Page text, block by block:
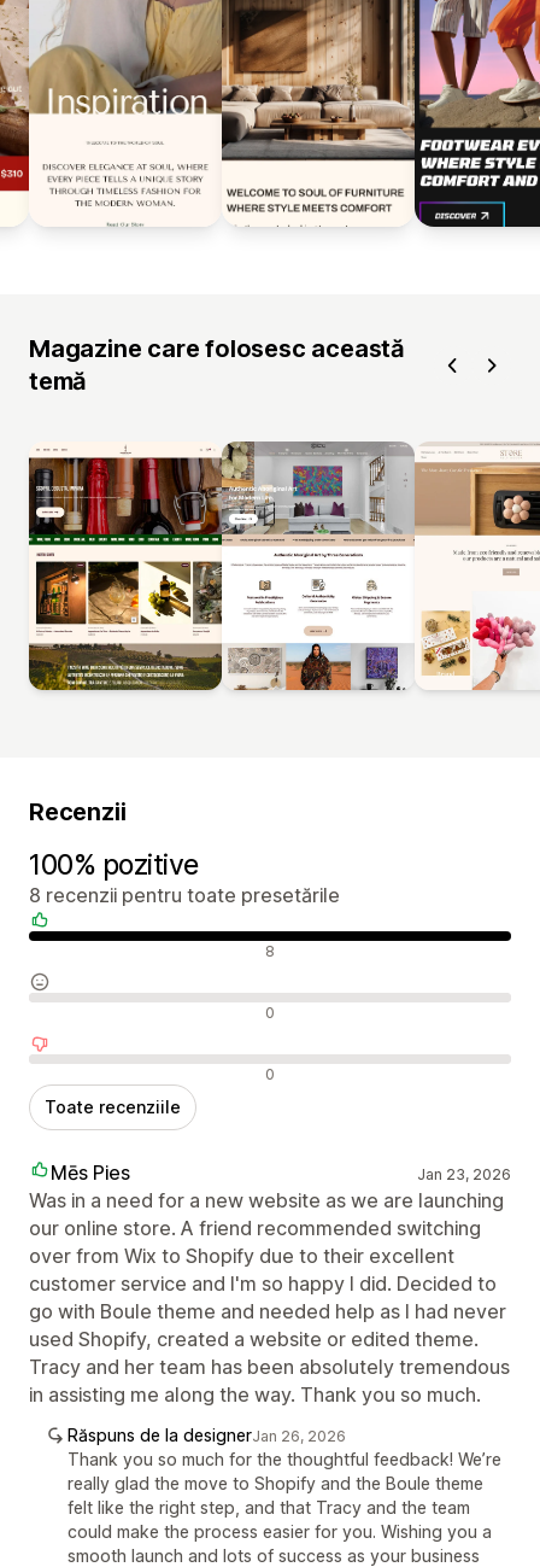
Magazine care folosesc această
temă
Recenzii
100% pozitive
8 recenzii pentru toate presetările
Recenzii pozitive 8
Recenzii neutre 0
Recenzii negative 0
Toate recenziile
Mēs Pies Jan 23, 2026
Was in a need for a new website as we are launching
our online store. A friend recommended switching
over from Wix to Shopify due to their excellent
customer service and I'm so happy I did. Decided to
go with Boule theme and needed help as I had never
used Shopify, created a website or edited theme.
Tracy and her team has been absolutely tremendous
in assisting me along the way. Thank you so much.
Răspuns de la designerJan 26, 2026
Thank you so much for the thoughtful feedback! We’re
really glad the move to Shopify and the Boule theme
felt like the right step, and that Tracy and the team
could make the process easier for you. Wishing you a
smooth launch and lots of success as your business